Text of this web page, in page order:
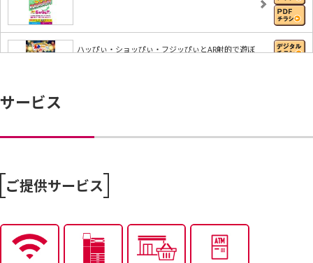
ハッぴぃ・ショッぴぃ・フジッぴぃとAR射的で遊ぼ
サービス
ご提供サービス